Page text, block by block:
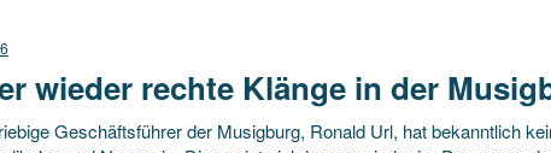
wieder rechte Klänge in der
Geschäftsführer der Musigburg, Ronald Url, hat bekanntlich